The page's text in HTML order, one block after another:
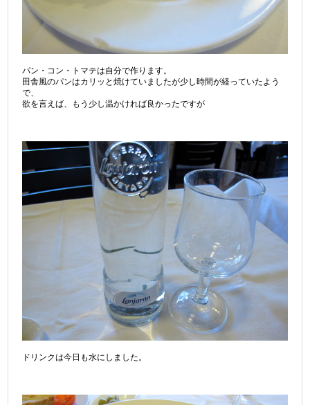
パン・コン・トマテは自分で作ります。
田舎風のパンはカリッと焼けていましたが少し時間が経っていたよう
で、
欲を言えば、もう少し温かければ良かったですが
ドリンクは今日も水にしました。